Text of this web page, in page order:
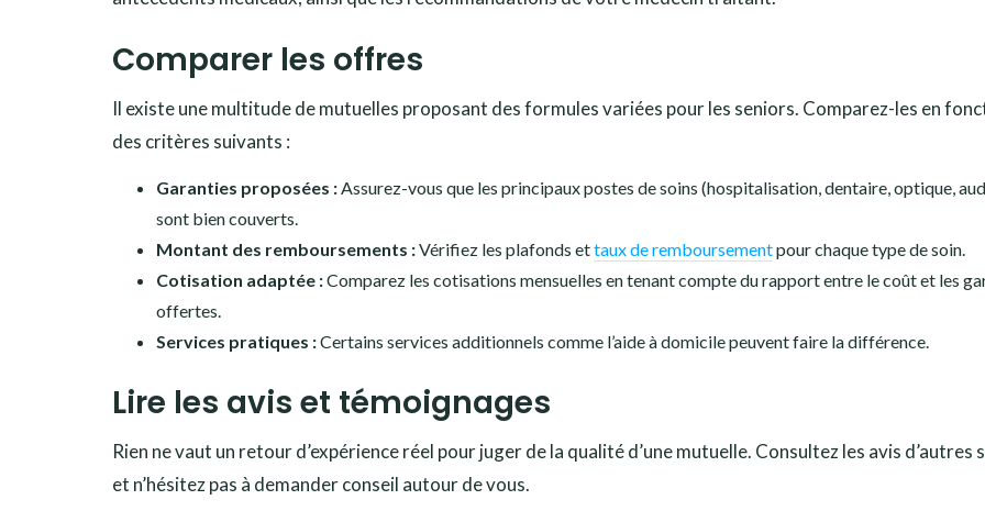
Comparer les offres
Il existe une multitude de mutuelles proposant des formules variées pour les seniors. Comparez-les en
des critères suivants :
Garanties proposées : Assurez-vous que les principaux postes de soins (hospitalisation, dentaire, optique,
sont bien couverts.
Montant des remboursements :Vérifiez les plafonds ettaux de remboursementpour chaque type de soin.
Cotisation adaptée :Comparez les cotisations mensuelles en tenant compte du rapport entre le coût et les
offertes.
Services pratiques :Certains services additionnels comme l’aide à domicile peuvent faire la différence.
Lire les avis et témoignages
Rien ne vaut un retour d’expérience réel pour juger de la qualité d’une mutuelle. Consultez les avis d’autres
et n’hésitez pas à demander conseil autour de vous.